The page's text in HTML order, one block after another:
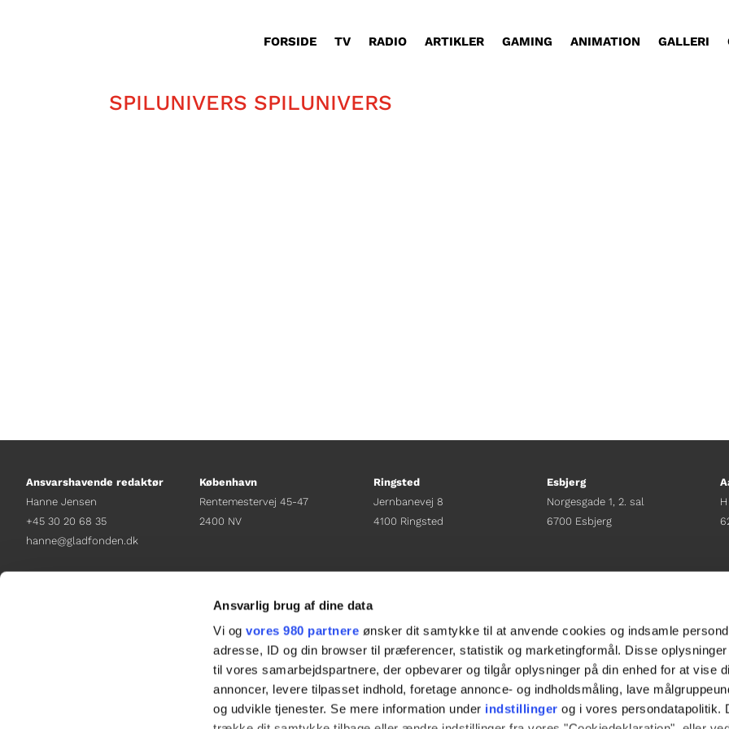
Ansvarlig brug af dine data
Vi ogvores 980 partnere ønsker dit samtykke til at anvende cookies og indsamle
adresse, ID og din browser til præferencer, statistik og marketingformål. Disse
til vores samarbejdspartnere, der opbevarer og tilgår oplysninger på din enhed for at vise
annoncer, levere tilpasset indhold, foretage annonce- og indholdsmåling, lave
og udvikle tjenester. Se mere information under indstillinger og i vores persondatapolitik.
FORSIDE TV RADIO ARTIKLER GAMING ANIMATION GALLERI
SPILUNIVERS SPILUNIVERS
Ansvarshavende redaktør
Hanne Jensen
+45 30 20 68 35
hanne@gladfonden.dk
København
Rentemestervej 45-47
2400 NV
+45 38 12 01 00
Ringsted
Jernbanevej 8
4100 Ringsted
sacha.lw@gladfonden.dk
Esbjerg
Norgesgade 1, 2. sal
6700 Esbjerg
sanne.h@gladfonden.dk
   